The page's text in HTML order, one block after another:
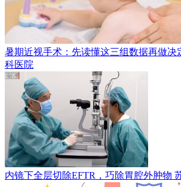
暑期近视手术：先读懂这三组数据再做决
科医院
内镜下全层切除EFTR，巧除胃腔外肿物